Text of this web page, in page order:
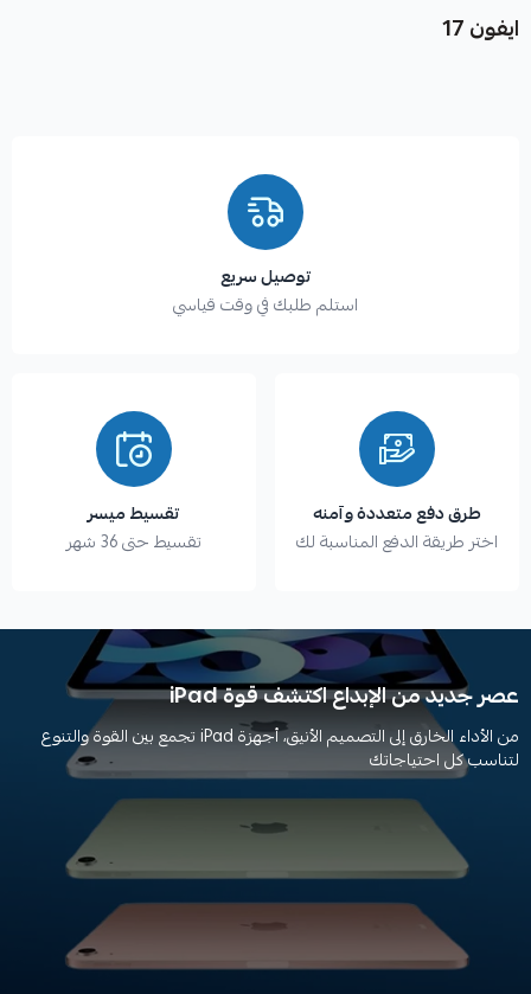
ايفون 17
توصيل سريع
استلم طلبك في وقت قياسي
طرق دفع متعددة وآمنه
اختر طريقة الدفع المناسبة لك
تقسيط ميسر
تقسيط حتى 36 شهر
عصر جديد من الإبداع اكتشف قوة iPad
من الأداء الخارق إلى التصميم الأنيق، أجهزة iPad تجمع بين القوة والتنوع
لتناسب كل احتياجاتك